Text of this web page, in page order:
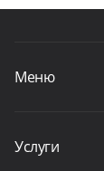
Меню
Услуги